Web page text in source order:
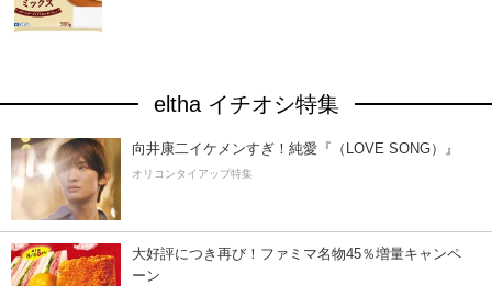
eltha イチオシ特集
向井康二イケメンすぎ！純愛『（LOVE SONG）』
オリコンタイアップ特集
大好評につき再び！ファミマ名物45％増量キャンペ
ーン